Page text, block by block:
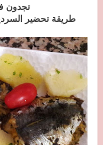
تجدون
طريقة تحضير